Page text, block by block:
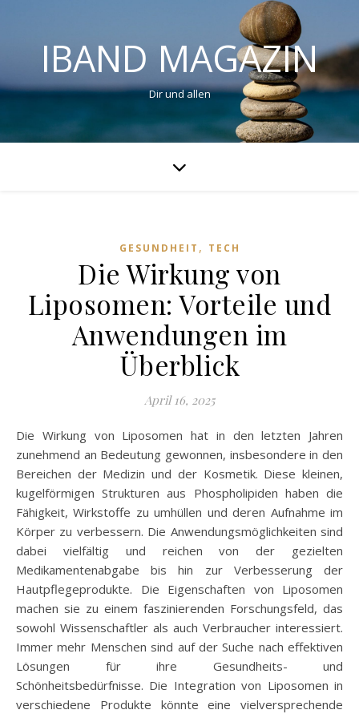
IBAND MAGAZIN
Dir und allen
GESUNDHEIT , TECH
Die Wirkung von
Liposomen: Vorteile und
Anwendungen im
Überblick
April 16, 2025
Die Wirkung von Liposomen hat in den letzten Jahren
zunehmend an Bedeutung gewonnen, insbesondere in den
Bereichen der Medizin und der Kosmetik. Diese kleinen,
kugelförmigen Strukturen aus Phospholipiden haben die
Fähigkeit, Wirkstoffe zu umhüllen und deren Aufnahme im
Körper zu verbessern. Die Anwendungsmöglichkeiten sind
dabei vielfältig und reichen von der gezielten
Medikamentenabgabe bis hin zur Verbesserung der
Hautpflegeprodukte. Die Eigenschaften von Liposomen
machen sie zu einem faszinierenden Forschungsfeld, das
sowohl Wissenschaftler als auch Verbraucher interessiert.
Immer mehr Menschen sind auf der Suche nach effektiven
Lösungen für ihre Gesundheits- und
Schönheitsbedürfnisse. Die Integration von Liposomen in
verschiedene Produkte könnte eine vielversprechende